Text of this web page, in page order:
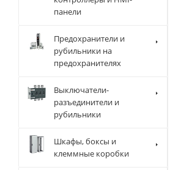
панели
Предохранители и
рубильники на
предохранителях
Выключатели-
разъединители и
рубильники
Шкафы, боксы и
клеммные коробки